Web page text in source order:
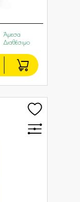
Άμεσα
Διαθέσιμο